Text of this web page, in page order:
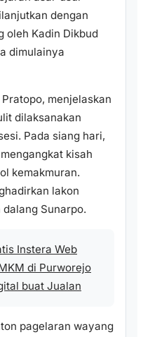
dengan
oleh Kadin Dikbud
dimulainya
menjelaskan
dilaksanakan
Pada siang hari,
kisah
kemakmuran.
lakon
Sunarpo.
Instera Web
di Purworejo
buat Jualan
pagelaran wayang